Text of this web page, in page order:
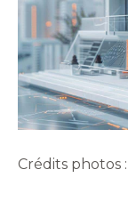
Crédits photos :